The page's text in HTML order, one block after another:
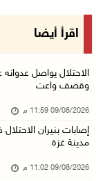
الصليب الأحمر يُسهل نقل 37 معتقلا
الاحتلال يقتحم
مستعمرون
09/آب/2026 07:02 م
اقرأ أيضا
الاحتلال يواصل
وقصف واعت
09/08/2026 11:59 م
إصابات بنيران
مدينة غزة
09/08/2026 11:02 م